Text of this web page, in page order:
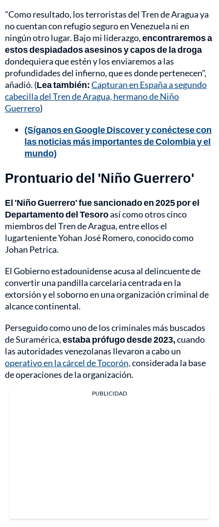
"Como resultado, los terroristas del Tren de Aragua ya
no cuentan con refugio seguro en Venezuela ni en
ningún otro lugar. Bajo mi liderazgo,encontraremos a
estos despiadados asesinos y capos de la droga
dondequiera que estén y los enviaremos a las
profundidades del infierno, que es donde pertenecen",
añadió. (Lea también:Capturan en España a segundo
cabecilla del Tren de Aragua, hermano de Niño
Guerrero)
(Síganos en Google Discover y conéctese con
las noticias más importantes de Colombia y el
mundo)
Prontuario del 'Niño Guerrero'
El 'Niño Guerrero' fue sancionado en 2025 por el
Departamento del Tesoroasí como otros cinco
miembros del Tren de Aragua, entre ellos el
lugarteniente Yohan José Romero, conocido como
Johan Petrica.
El Gobierno estadounidense acusa al delincuente de
convertir una pandilla carcelaria centrada en la
extorsión y el soborno en una organización criminal de
alcance continental.
Perseguido como uno de los criminales más buscados
de Suramérica,estaba prófugo desde 2023,cuando
las autoridades venezolanas llevaron a cabo un
operativo en la cárcel de Tocorón,considerada la base
de operaciones de la organización.
PUBLICIDAD